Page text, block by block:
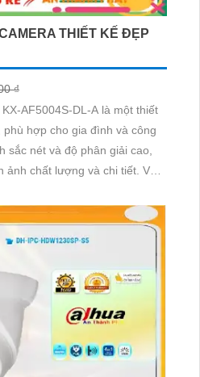
THIẾT KẾ ĐẸP
₫
AF5004S-DL-A là một thiết
hợp cho gia đình và công
chất lượng và chi tiết. Vỏ
góc độ khác nhau